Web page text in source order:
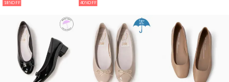
18%OFF 40%OFF